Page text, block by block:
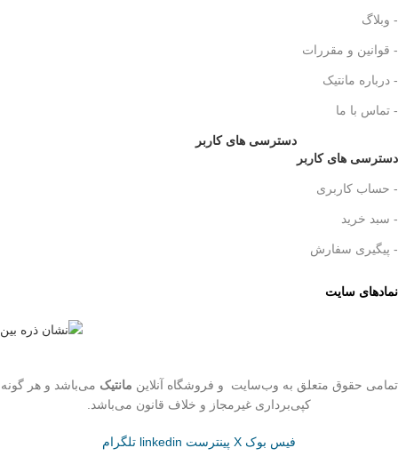
- وبلاگ
- قوانین و مقررات
- درباره مانتیک
- تماس با ما
دسترسی های کاربر
دسترسی های کاربر
- حساب کاربری
- سبد خرید
- پیگیری سفارش
نمادهای سایت
تمامی حقوق متعلق به وب‌سایت و فروشگاه‌ آنلاین مانتیک می‌باشد و هر گونه
کپی‌برداری غیرمجاز و خلاف قانون می‌باشد.
فیس بوک X پینترست linkedin تلگرام